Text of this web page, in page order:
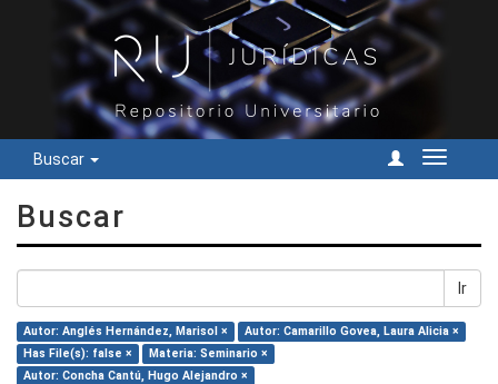
Buscar
Cambiar
Buscar
Ir
Autor: Anglés Hernández, Marisol ×
Autor: Camarillo Govea, Laura Alicia ×
Has File(s): false ×
Materia: Seminario ×
Autor: Concha Cantú, Hugo Alejandro ×